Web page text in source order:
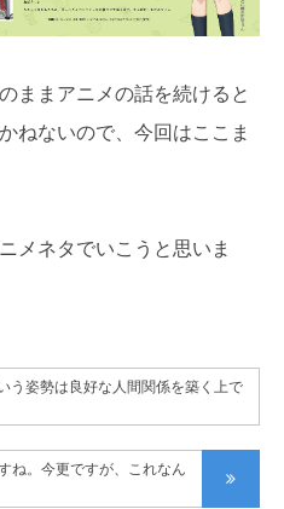
ままアニメの話を続けると
ねないので、今回はここま
メネタでいこうと思いま
う姿勢は良好な人間関係を築く上で
ね。今更ですが、これなん